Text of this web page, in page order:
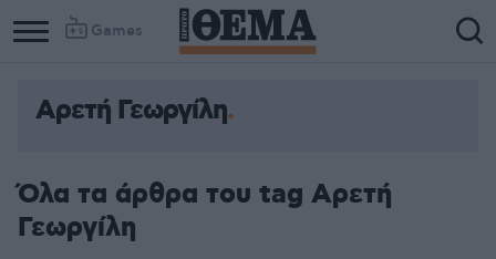
Games
Αρετή Γεωργίλη
Όλα τα άρθρα του tag Αρετή
Γεωργίλη